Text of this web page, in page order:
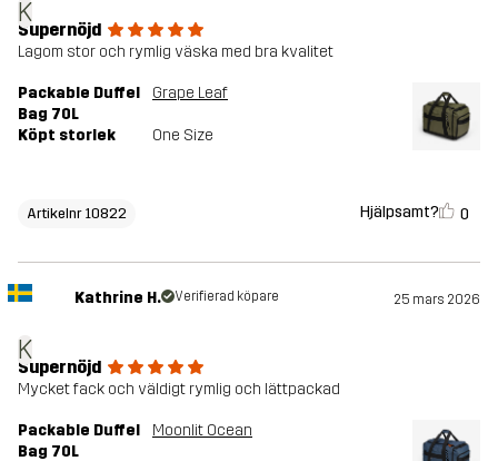
K
Supernöjd
Lagom stor och rymlig väska med bra kvalitet
Packable Duffel
Bag 70L
Grape Leaf
Köpt storlek One Size
Artikelnr 10822 Hjälpsamt? 0
K
Kathrine H. Verifierad köpare 25 mars 2026
Supernöjd
Mycket fack och väldigt rymlig och lättpackad
Packable Duffel
Bag 70L
Moonlit Ocean